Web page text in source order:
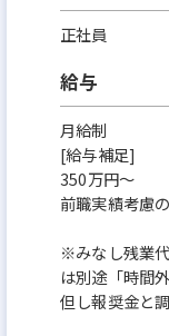
正社員
給与
月給制
[給与補足]
350万円～
前職実績考慮
※みなし残業
は別途「時間
但し報奨金と